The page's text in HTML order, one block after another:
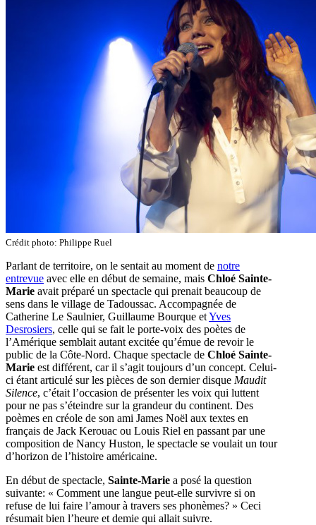
Crédit photo: Philippe Ruel
Parlant de territoire, on le sentait au moment de notre
entrevue avec elle en début de semaine, mais Chloé Sainte-
Marie avait préparé un spectacle qui prenait beaucoup de
sens dans le village de Tadoussac. Accompagnée de
Catherine Le Saulnier, Guillaume Bourque etYves
Desrosiers, celle qui se fait le porte-voix des poètes de
l’Amérique semblait autant excitée qu’émue de revoir le
public de la Côte-Nord. Chaque spectacle de Chloé Sainte-
Marie est différent, car il s’agit toujours d’un concept. Celui-
ci étant articulé sur les pièces de son dernier disque Maudit
Silence, c’était l’occasion de présenter les voix qui luttent
pour ne pas s’éteindre sur la grandeur du continent. Des
poèmes en créole de son ami James Noël aux textes en
français de Jack Kerouac ou Louis Riel en passant par une
composition de Nancy Huston, le spectacle se voulait un tour
d’horizon de l’histoire américaine.
En début de spectacle, Sainte-Marie a posé la question
suivante: « Comment une langue peut-elle survivre si on
refuse de lui faire l’amour à travers ses phonèmes? » Ceci
résumait bien l’heure et demie qui allait suivre.